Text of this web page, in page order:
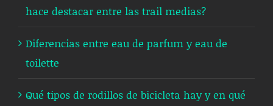
hace destacar entre las trail medias?
Diferencias entre eau de parfum y eau de
toilette
Qué tipos de rodillos de bicicleta hay y en qué